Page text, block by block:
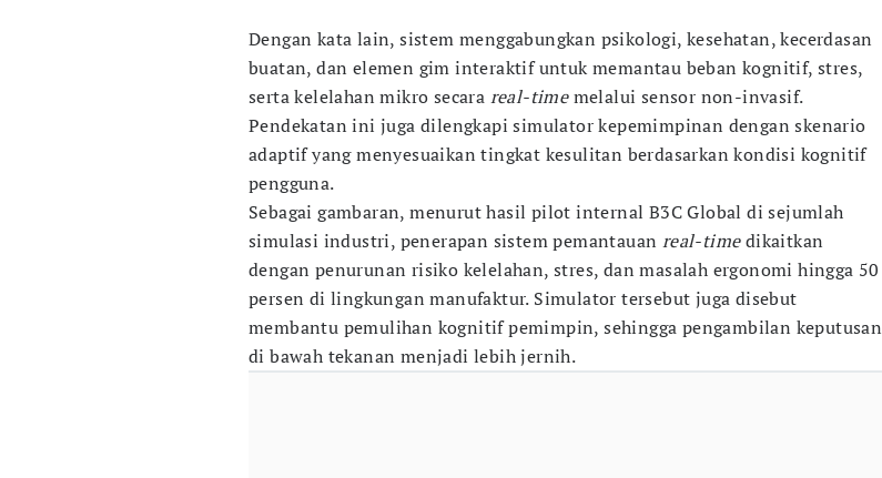
Dengan kata lain, sistem menggabungkan psikologi, kesehatan, kecerdasan
buatan, dan elemen gim interaktif untuk memantau beban kognitif, stres,
serta kelelahan mikro secara real-timemelalui sensor non-invasif.
Pendekatan ini juga dilengkapi simulator kepemimpinan dengan skenario
adaptif yang menyesuaikan tingkat kesulitan berdasarkan kondisi kognitif
pengguna.
Sebagai gambaran, menurut hasil pilot internal B3C Global di sejumlah
simulasi industri, penerapan sistem pemantauan real-timedikaitkan
dengan penurunan risiko kelelahan, stres, dan masalah ergonomi hingga 50
persen di lingkungan manufaktur. Simulator tersebut juga disebut
membantu pemulihan kognitif pemimpin, sehingga pengambilan keputusan
di bawah tekanan menjadi lebih jernih.